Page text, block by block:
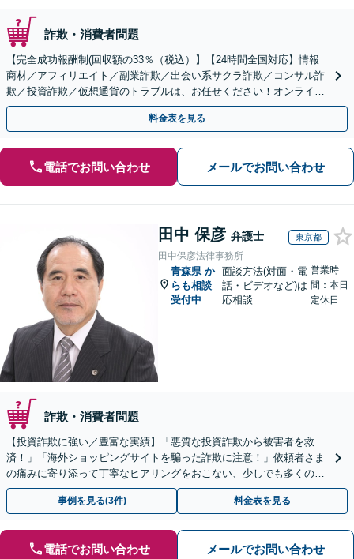
詐欺・消費者問題
【完全成功報酬制(回収額の33％（税込）】【24時間全国対応】情報
商材／アフィリエイト／副業詐欺／出会い系サクラ詐欺／コンサル詐
欺／投資詐欺／仮想通貨のトラブルは、お任せください！オンライン
のみで解決も可能！
料金表を見る
電話でお問い合わせ メールでお問い合わせ
田中 保彦 弁護士 東京都
田中保彦法律事務所
青森県 か
らも相談
受付中
面談方法(対面・電
話・ビデオなど)は
応相談
営業時
間：本日
定休日
詐欺・消費者問題
【投資詐欺に強い／豊富な実績】「悪質な投資詐欺から被害者を救
済！」「海外ショッピングサイトを騙った詐欺に注意！」依頼者さま
の痛みに寄り添って丁寧なヒアリングをおこない、少しでも多くの返
金が得られるよう尽力します！
事例を見る(3件) 料金表を見る
電話でお問い合わせ メールでお問い合わせ